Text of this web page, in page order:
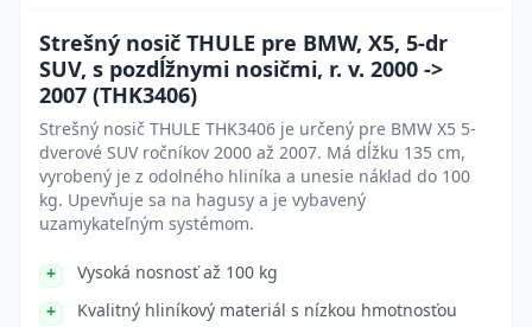
Strešný nosič THULE pre BMW, X5, 5-dr
SUV, s pozdĺžnymi nosičmi, r. v. 2000 ->
2007 (THK3406)
Strešný nosič THULE THK3406 je určený pre BMW X5 5-
dverové SUV ročníkov 2000 až 2007. Má dĺžku 135 cm,
vyrobený je z odolného hliníka a unesie náklad do 100
kg. Upevňuje sa na hagusy a je vybavený
uzamykateľným systémom.
Vysoká nosnosť až 100 kg
Kvalitný hliníkový materiál s nízkou hmotnosťou